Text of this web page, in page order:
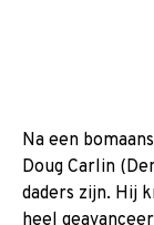
Na een
Doug Carlin
daders zijn. Hij
heel